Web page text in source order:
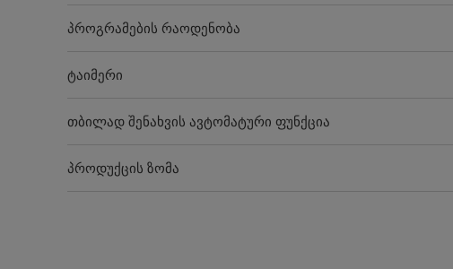
პროგრამების რაოდენობა
ტაიმერი
თბილად შენახვის ავტომატური ფუნქცია
პროდუქცის ზომა